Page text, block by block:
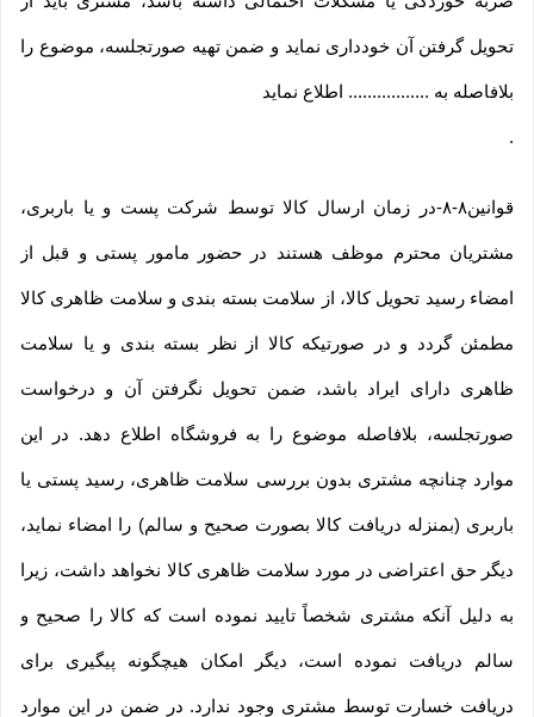
تحویل گرفتن آن خودداری نماید و ضمن تهیه صورتجلسه، موضوع را
بلافاصله به ................. اطلاع نماید
.
قوانین۸-۸-در زمان ارسال کالا توسط شرکت پست و یا باربری،
مشتریان محترم موظف هستند در حضور مامور پستی و قبل از
امضاء رسید تحویل کالا، از سلامت بسته بندی و سلامت ظاهری کالا
مطمئن گردد و در صورتیکه کالا از نظر بسته بندی و یا سلامت
ظاهری دارای ایراد باشد، ضمن تحویل نگرفتن آن و درخواست
صورتجلسه، بلافاصله موضوع را به فروشگاه اطلاع دهد. در این
موارد چنانچه مشتری بدون بررسی سلامت ظاهری، رسید پستی یا
باربری (بمنزله دریافت کالا بصورت صحیح و سالم) را امضاء نماید،
دیگر حق اعتراضی در مورد سلامت ظاهری کالا نخواهد داشت، زیرا
به دلیل آنکه مشتری شخصاً تایید نموده است که کالا را صحیح و
سالم دریافت نموده است، دیگر امکان هیچگونه پیگیری برای
دریافت خسارت توسط مشتری وجود ندارد. در ضمن در این موارد